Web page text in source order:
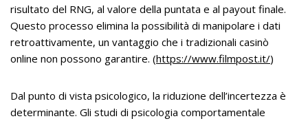
risultato del RNG, al valore della puntata e al payout finale.
Questo processo elimina la possibilità di manipolare i dati
retroattivamente, un vantaggio che i tradizionali casinò
online non possono garantire. (https://www.filmpost.it/)
Dal punto di vista psicologico, la riduzione dell’incertezza è
determinante. Gli studi di psicologia comportamentale